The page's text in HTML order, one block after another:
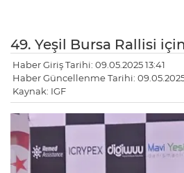
49. Yeşil Bursa Rallisi
Haber Giriş Tarihi: 09.05.2025 13:41
Haber Güncellenme Tarihi: 09.05.2025
Kaynak: IGF